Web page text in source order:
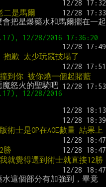
是馬爾
把星爆藥水和馬爾擺在一起
歉 太少玩競技場了
到你 被你燒一個起賭藍
12/28/2016
術士是OP在AOE數量 結果上
勝
就覺得選到術士就直接12勝
這個部分有加強到，畢竟